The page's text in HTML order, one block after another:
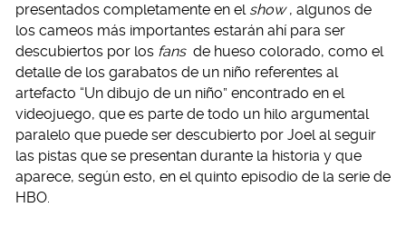
presentados completamente en el show , algunos de
los cameos más importantes estarán ahí para ser
descubiertos por los fans de hueso colorado, como el
detalle de los garabatos de un niño referentes al
artefacto “Un dibujo de un niño” encontrado en el
videojuego, que es parte de todo un hilo argumental
paralelo que puede ser descubierto por Joel al seguir
las pistas que se presentan durante la historia y que
aparece, según esto, en el quinto episodio de la serie de
HBO.